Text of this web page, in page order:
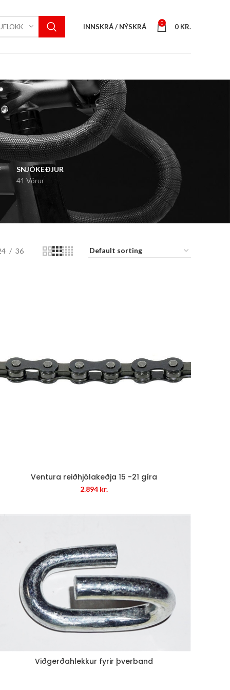
INNSKRÁ / NÝSKRÁ 0 0 KR.
SNJÓKEÐJUR
41 Vörur
36
Ventura reiðhjólakeðja 15 -21 gíra
2.894 kr.
Viðgerðahlekkur fyrir þverband